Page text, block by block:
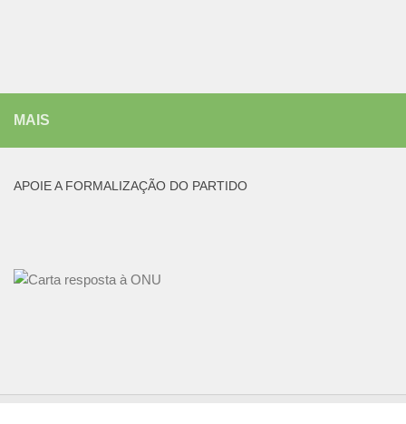
MAIS
APOIE A FORMALIZAÇÃO DO PARTIDO